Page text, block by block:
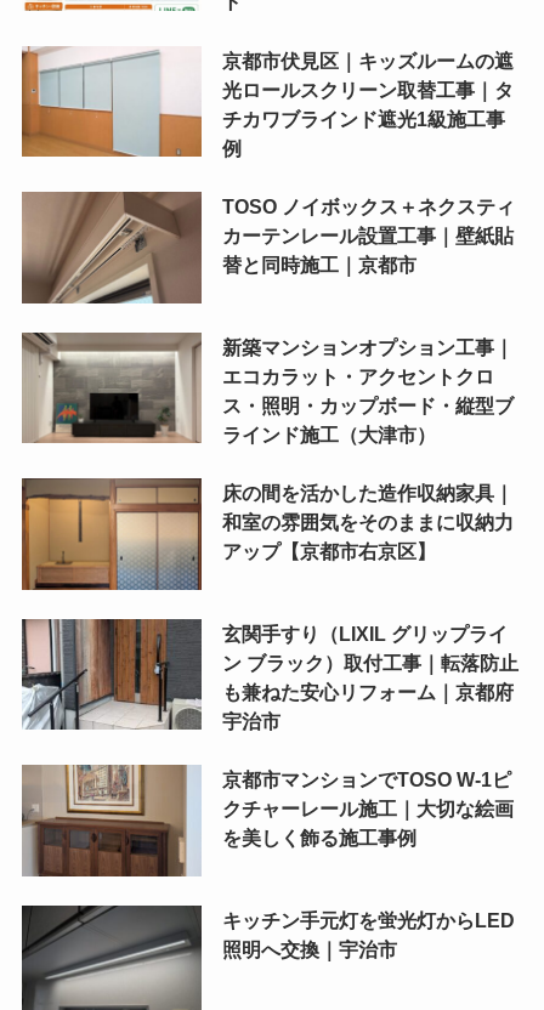
京都市伏見区｜キッズルームの遮
光ロールスクリーン取替工事｜タ
チカワブラインド遮光1級施工事
例
TOSO ノイボックス＋ネクスティ
カーテンレール設置工事｜壁紙貼
替と同時施工｜京都市
新築マンションオプション工事｜
エコカラット・アクセントクロ
ス・照明・カップボード・縦型ブ
ラインド施工（大津市）
床の間を活かした造作収納家具｜
和室の雰囲気をそのままに収納力
アップ【京都市右京区】
玄関手すり（LIXIL グリップライ
ン ブラック）取付工事｜転落防止
も兼ねた安心リフォーム｜京都府
宇治市
京都市マンションでTOSO W-1ピ
クチャーレール施工｜大切な絵画
を美しく飾る施工事例
キッチン手元灯を蛍光灯からLED
照明へ交換｜宇治市